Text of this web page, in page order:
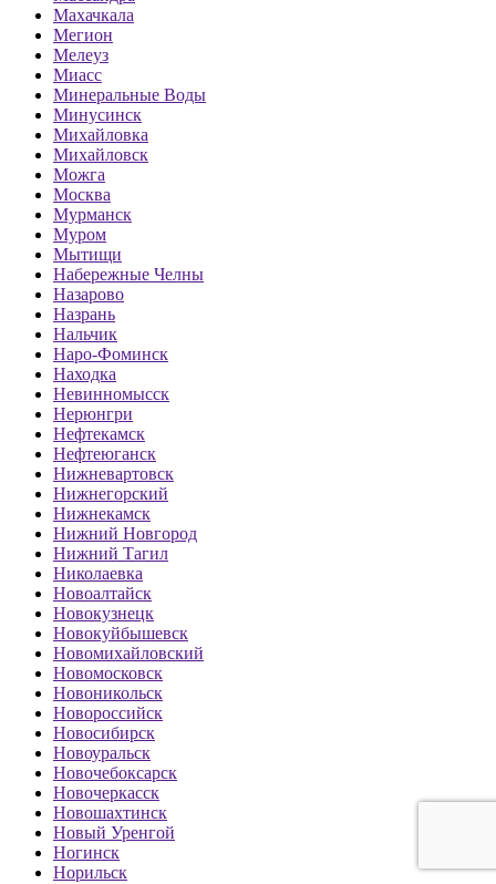
Махачкала
Мегион
Мелеуз
Миасс
Минеральные Воды
Минусинск
Михайловка
Михайловск
Можга
Москва
Мурманск
Муром
Мытищи
Набережные Челны
Назарово
Назрань
Нальчик
Наро-Фоминск
Находка
Невинномысск
Нерюнгри
Нефтекамск
Нефтеюганск
Нижневартовск
Нижнегорский
Нижнекамск
Нижний Новгород
Нижний Тагил
Николаевка
Новоалтайск
Новокузнецк
Новокуйбышевск
Новомихайловский
Новомосковск
Новоникольск
Новороссийск
Новосибирск
Новоуральск
Новочебоксарск
Новочеркасск
Новошахтинск
Новый Уренгой
Ногинск
Норильск